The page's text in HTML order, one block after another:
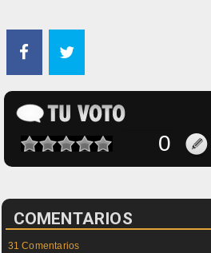
COMENTARIOS
31 Comentarios